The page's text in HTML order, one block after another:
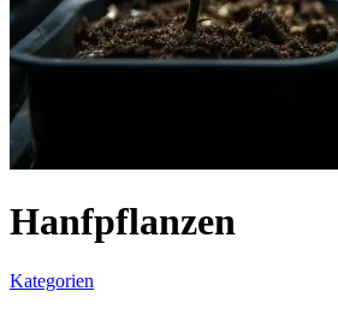
Hanfpflanzen
Kategorien